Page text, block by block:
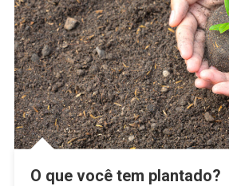
O que você tem plantado?